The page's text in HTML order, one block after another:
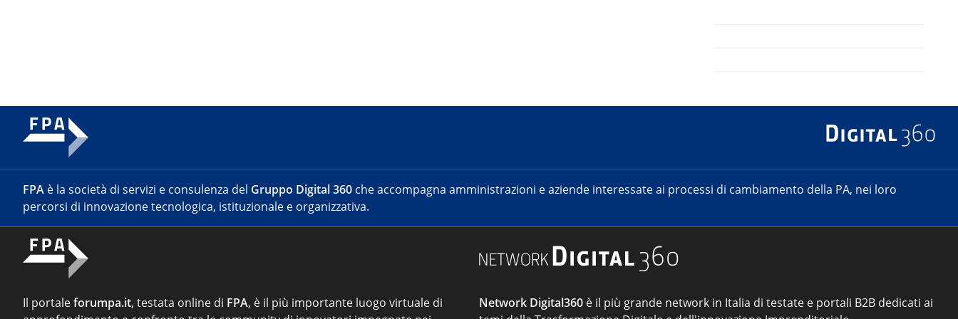
FPA è la società di servizi e consulenza del Gruppo Digital 360 che accompagna amministrazioni e aziende interessate ai processi di cambiamento della PA, nei loro
percorsi di innovazione tecnologica, istituzionale e organizzativa.
Il portaleforumpa.it, testata online di FPA, è il più importante luogo virtuale di
Network Digital360 è il più grande network in Italia di testate e portali B2B dedicati ai